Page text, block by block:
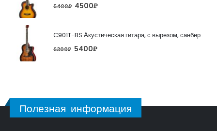
5400₽ 4500₽
C901T-BS Акустическая гитара, с вырезом, санберст, Caraya
6300₽ 5400₽
Полезная информация